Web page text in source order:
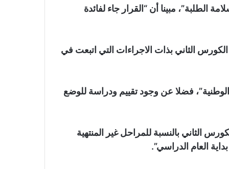
مبينا أن “القرار جاء لفائدة
الثاني بذات الاجراءات التي اتبعت في
فضلا عن وجود تقييم ودراسة للوضع
الثاني بالنسبة للمراحل غير المنتهية
العام الدراسي”.